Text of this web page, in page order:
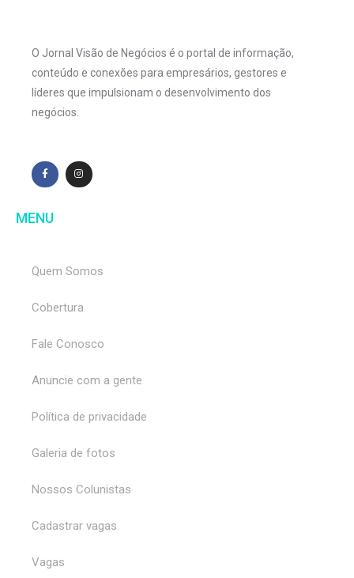
O Jornal Visão de Negócios é o portal de informação,
conteúdo e conexões para empresários, gestores e
líderes que impulsionam o desenvolvimento dos
negócios.
MENU
Quem Somos
Cobertura
Fale Conosco
Anuncie com a gente
Política de privacidade
Galeria de fotos
Nossos Colunistas
Cadastrar vagas
Vagas